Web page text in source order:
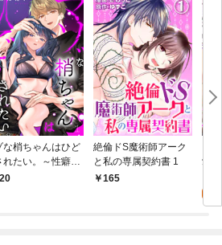
な梢ちゃんはひど
れたい。～性癖マ
した後輩と欲望の
絶倫ドS魔術師アーク
と私の専属契約書 1
165
愛